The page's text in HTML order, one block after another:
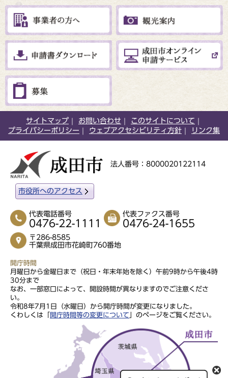
サイトマップ お問い合わせ
このサイトについて
プライバシーポリシー
ウェブアクセシビリティ方針 リンク集
法人番号：8000020122114
市役所へのアクセス
代表電話番号
0476-22-1111
代表ファクス番号
0476-24-1655
〒286-8585
千葉県成田市花崎町760番地
開庁時間
月曜日から金曜日まで（祝日・年末年始を除く）午前9時から午後4時
30分まで
なお、一部窓口によって、開設時間が異なりますのでご注意くださ
い。
令和8年7月1日（水曜日）から開庁時間が変更になりました。
くわしくは「
開庁時間等の変更について 」のページをご覧ください。